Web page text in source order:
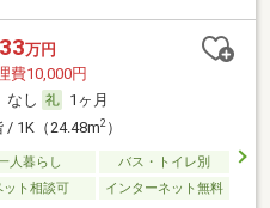
万円
費10,000円
なし
1ヶ月
/ 1K（24.48m2）
人暮らし
バス・トイレ別
ット相談可 インターネット無料